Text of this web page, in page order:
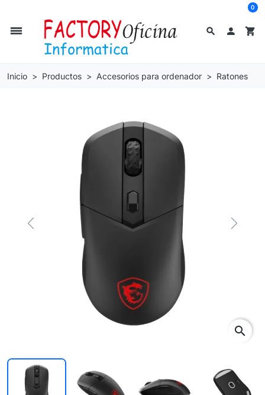
search
dehaze  shopping_cart
0
Inicio Productos Accesorios para ordenador Ratones
Previous Next
search